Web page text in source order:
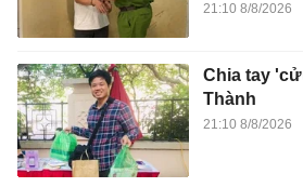
21:10 8/8/2026
Chia tay
Thành
21:10 8/8/2026